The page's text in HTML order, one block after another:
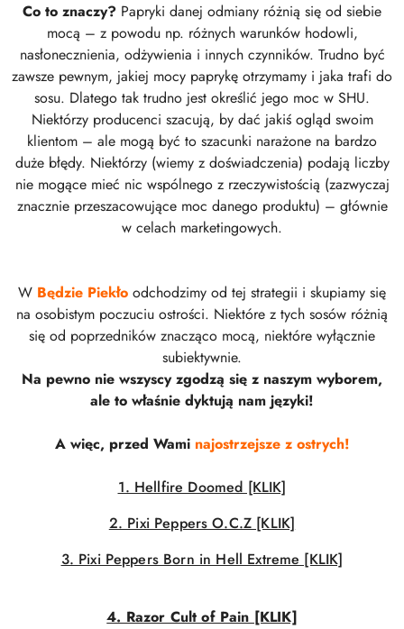
Co to znaczy? Papryki danej odmiany różnią się od siebie
mocą – z powodu np. różnych warunków hodowli,
nasłonecznienia, odżywienia i innych czynników. Trudno być
zawsze pewnym, jakiej mocy paprykę otrzymamy i jaka trafi do
sosu. Dlatego tak trudno jest określić jego moc w SHU.
Niektórzy producenci szacują, by dać jakiś ogląd swoim
klientom – ale mogą być to szacunki narażone na bardzo
duże błędy. Niektórzy (wiemy z doświadczenia) podają liczby
nie mogące mieć nic wspólnego z rzeczywistością (zazwyczaj
znacznie przeszacowujące moc danego produktu) – głównie
w celach marketingowych.
W Będzie Piekło odchodzimy od tej strategii i skupiamy się
na osobistym poczuciu ostrości. Niektóre z tych sosów różnią
się od poprzedników znacząco mocą, niektóre wyłącznie
subiektywnie.
Na pewno nie wszyscy zgodzą się z naszym wyborem,
ale to właśnie dyktują nam języki!
A więc, przed Wami najostrzejsze z ostrych!
1. Hellfire Doomed [KLIK]
2. Pixi Peppers O.C.Z [KLIK]
3. Pixi Peppers Born in Hell Extreme [KLIK]
4. Razor Cult of Pain [KLIK]